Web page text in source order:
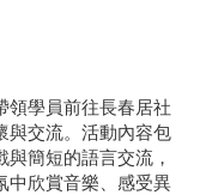
領學員前往長春居社
與交流。活動內容包
簡短的語言交流，
中欣賞音樂、感受異